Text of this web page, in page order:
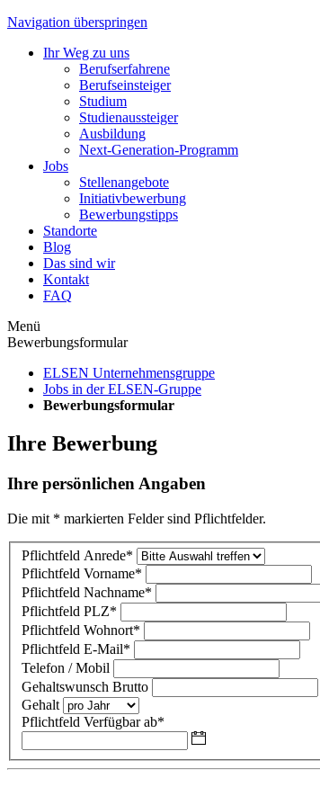
Navigation überspringen
Ihr Weg zu uns
Berufserfahrene
Berufseinsteiger
Studium
Studienaussteiger
Ausbildung
Next-Generation-Programm
Jobs
Stellenangebote
Initiativbewerbung
Bewerbungstipps
Standorte
Blog
Das sind wir
Kontakt
FAQ
Menü
Bewerbungsformular
ELSEN Unternehmensgruppe
Jobs in der ELSEN-Gruppe
Bewerbungsformular
Ihre Bewerbung
Ihre persönlichen Angaben
Die mit * markierten Felder sind Pflichtfelder.
Pflichtfeld Anrede*
Pflichtfeld Vorname*
Pflichtfeld Nachname*
Pflichtfeld PLZ*
Pflichtfeld Wohnort*
Pflichtfeld E-Mail*
Telefon / Mobil
Gehaltswunsch Brutto
Gehalt
Pflichtfeld Verfügbar ab*